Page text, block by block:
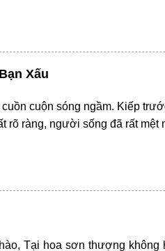
Xấu
cuộn sóng ngầm. Kiếp
rõ ràng, người sống đã rất
Tại hoa sơn thượng